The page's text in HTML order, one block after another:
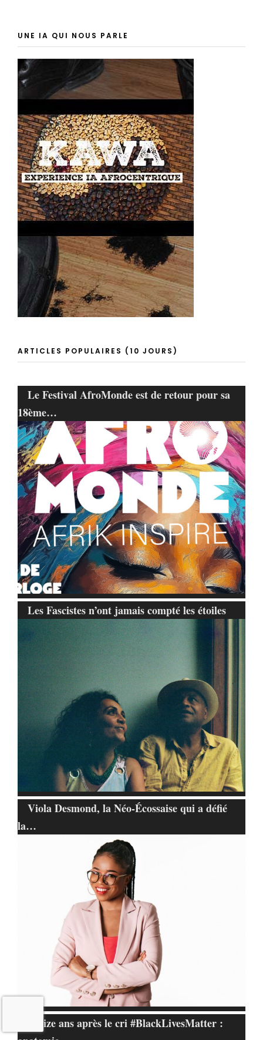
UNE IA QUI NOUS PARLE
ARTICLES POPULAIRES (10 JOURS)
Le Festival AfroMonde est de retour pour sa
18ème…
Les Fascistes n’ont jamais compté les étoiles
Viola Desmond, la Néo-Écossaise qui a défié
la…
Treize ans après le cri #BlackLivesMatter :